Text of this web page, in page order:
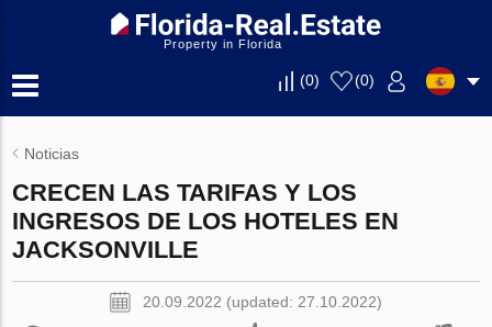
Property in Florida
(0) (0)
Noticias
CRECEN LAS TARIFAS Y LOS
INGRESOS DE LOS HOTELES EN
JACKSONVILLE
20.09.2022 (updated: 27.10.2022)